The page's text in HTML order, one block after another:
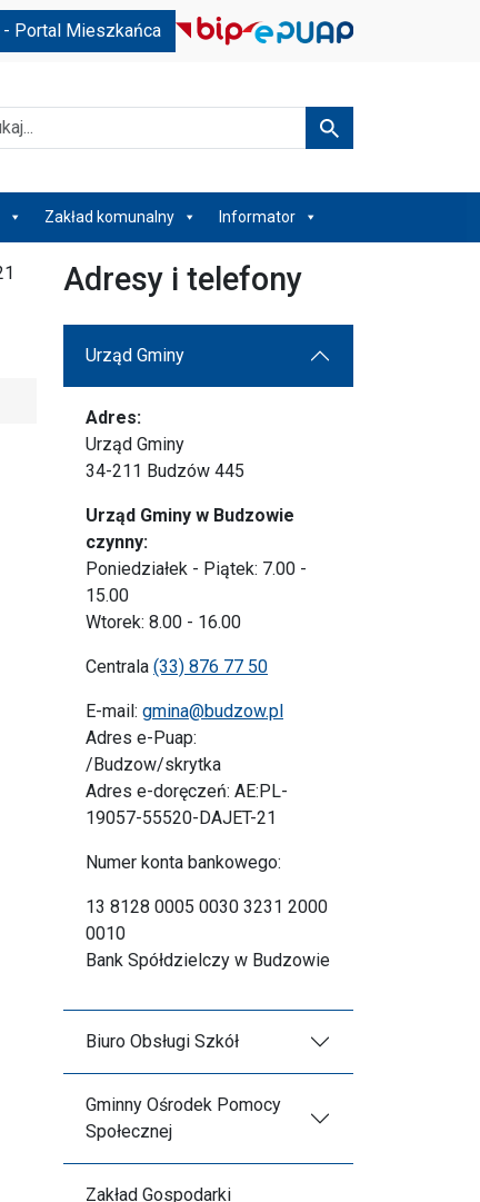
- Portal Mieszkańca
Szukaj
Zakład komunalny Informator
Adresy i telefony
Urząd Gminy
Adres:
Urząd Gminy
34-211 Budzów 445
Urząd Gminy w Budzowie
czynny:
Poniedziałek - Piątek: 7.00 -
15.00
Wtorek: 8.00 - 16.00
Centrala (33) 876 77 50
E-mail: gmina@budzow.pl
Adres e-Puap:
/Budzow/skrytka
Adres e-doręczeń: AE:PL-
19057-55520-DAJET-21
Numer konta bankowego:
13 8128 0005 0030 3231 2000
0010
Bank Spółdzielczy w Budzowie
Biuro Obsługi Szkół
Gminny Ośrodek Pomocy
Społecznej
Zakład Gospodarki